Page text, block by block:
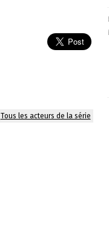
Tous les acteurs de la série